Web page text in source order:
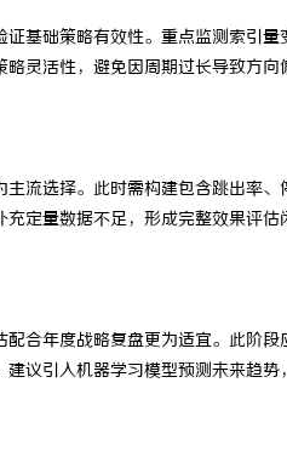
基础策略有效性。重点监测索引
灵活性，避免因周期过长导致方向
流选择。此时需构建包含跳出率
定量数据不足，形成完整效果评估
合年度战略复盘更为适宜。此阶
议引入机器学习模型预测未来趋势